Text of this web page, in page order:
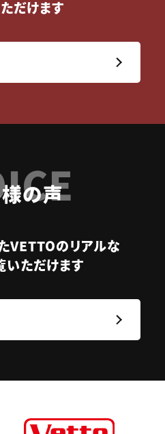
だけます
の声
VETTOのリアルな
いただけます